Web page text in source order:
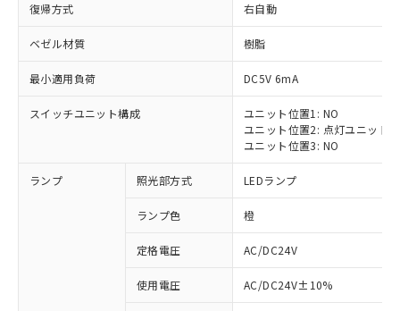
復帰方式 右自動
ベゼル材質 樹脂
最小適用負荷 DC5V 6mA
スイッチユニット構成
ユニット位置1: NO
ユニット位置2: 点灯ユニット
ユニット位置3: NO
ランプ 照光部方式 LEDランプ
ランプ色 橙
定格電圧 AC/DC24V
使用電圧 AC/DC24V±10%
※1 対応状況